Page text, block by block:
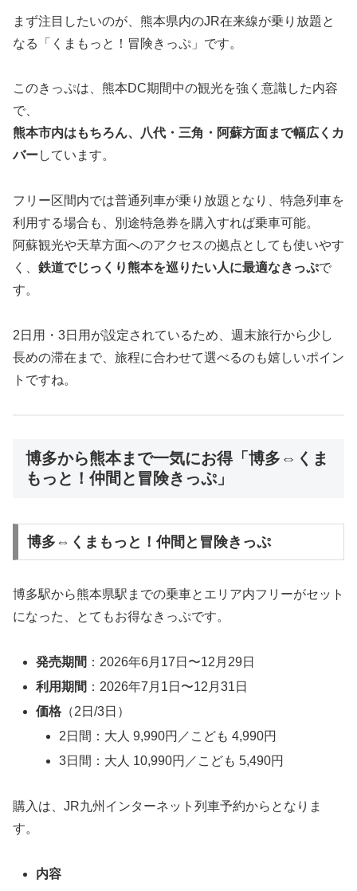
まず注目したいのが、熊本県内のJR在来線が乗り放題と
なる「くまもっと！冒険きっぷ」です。
このきっぷは、熊本DC期間中の観光を強く意識した内容
で、
熊本市内はもちろん、八代・三角・阿蘇方面まで幅広くカ
バーしています。
フリー区間内では普通列車が乗り放題となり、特急列車を
利用する場合も、別途特急券を購入すれば乗車可能。
阿蘇観光や天草方面へのアクセスの拠点としても使いやす
く、 鉄道でじっくり熊本を巡りたい人に最適なきっぷで
す。
2日用・3日用が設定されているため、週末旅行から少し
長めの滞在まで、旅程に合わせて選べるのも嬉しいポイン
トですね。
博多から熊本まで一気にお得「博多⇔くま
もっと！仲間と冒険きっぷ」
博多⇔くまもっと！仲間と冒険きっぷ
博多駅から熊本県駅までの乗車とエリア内フリーがセット
になった、とてもお得なきっぷです。
発売期間 ：2026年6月17日〜12月29日
利用期間 ：2026年7月1日〜12月31日
価格 （2日/3日）
2日間：大人 9,990円／こども 4,990円
3日間：大人 10,990円／こども 5,490円
購入は、JR九州インターネット列車予約からとなりま
す。
内容